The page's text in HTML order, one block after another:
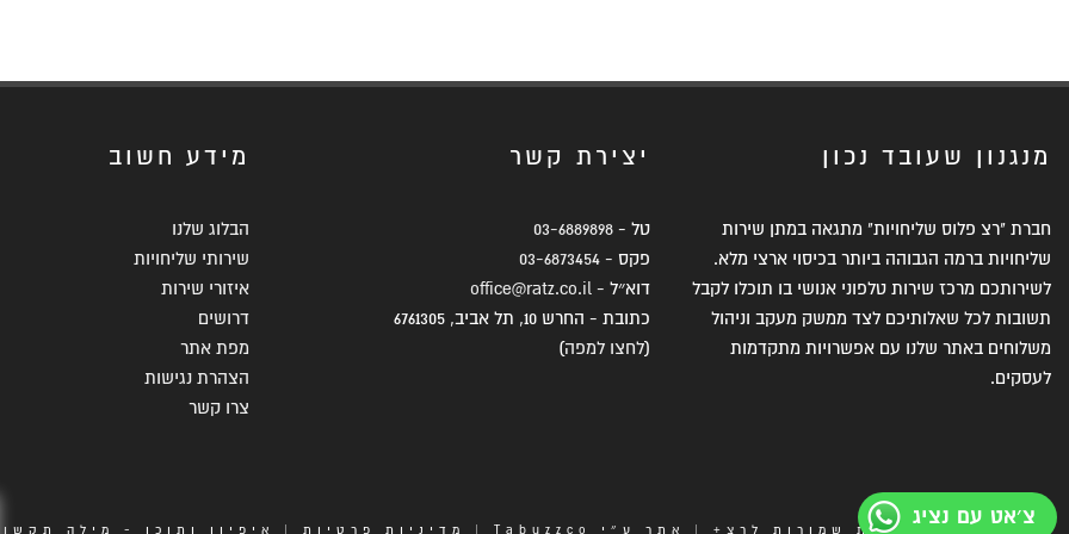
מנגנון שעובד נכון
חברת "רצ פלוס שליחויות" מתגאה במתן שירות
שליחויות ברמה הגבוהה ביותר בכיסוי ארצי מלא.
לשירותכם מרכז שירות טלפוני אנושי בו תוכלו לקבל
תשובות לכל שאלותיכם לצד ממשק מעקב וניהול
משלוחים באתר שלנו עם אפשרויות מתקדמות
לעסקים.
יצירת קשר
טל - 03-6889898
פקס - 03-6873454
דוא״ל - office@ratz.co.il
כתובת - החרש 10, תל אביב, 6761305
(לחצו למפה)
מידע חשוב
הבלוג שלנו
שירותי שליחויות
איזורי שירות
דרושים
מפת אתר
הצהרת נגישות
צרו קשר
© 2025 כל הזכויות שמורות לרצ+ | אתר ע״י Tabuzzco
| מדיניות פרטיות | איפיון ותוכן - מילה
צ׳אט עם נציג